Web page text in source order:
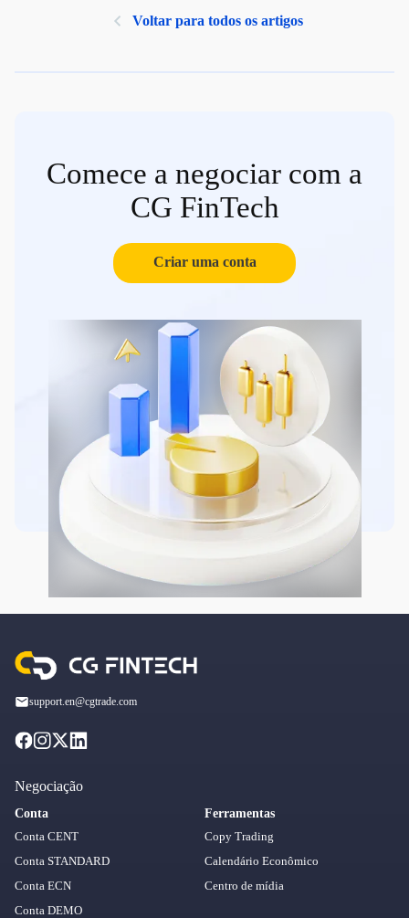
Voltar para todos os artigos
Comece a negociar com a
CG FinTech
Criar uma conta
support.en@cgtrade.com
Negociação
Conta
Conta CENT
Conta STANDARD
Conta ECN
Conta DEMO
Ferramentas
Copy Trading
Calendário Econômico
Centro de mídia